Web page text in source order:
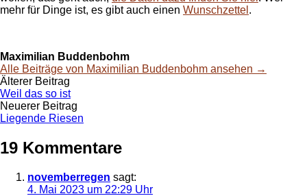
mehr für Dinge ist, es gibt auch einen Wunschzettel .
Maximilian Buddenbohm
Alle Beiträge von Maximilian Buddenbohm ansehen →
Beitrags-
Navigation
Älterer Beitrag
Weil das so ist
Neuerer Beitrag
Liegende Riesen
19 Kommentare
novemberregen sagt:
4. Mai 2023 um 22:29 Uhr